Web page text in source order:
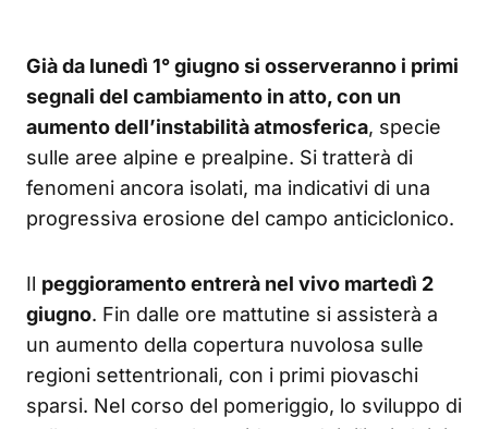
Già da lunedì 1° giugno si osserveranno i primi
segnali del cambiamento in atto, con un
aumento dell’instabilità atmosferica, specie
sulle aree alpine e prealpine. Si tratterà di
fenomeni ancora isolati, ma indicativi di una
progressiva erosione del campo anticiclonico.
Il peggioramento entrerà nel vivo martedì 2
giugno. Fin dalle ore mattutine si assisterà a
un aumento della copertura nuvolosa sulle
regioni settentrionali, con i primi piovaschi
sparsi. Nel corso del pomeriggio, lo sviluppo di